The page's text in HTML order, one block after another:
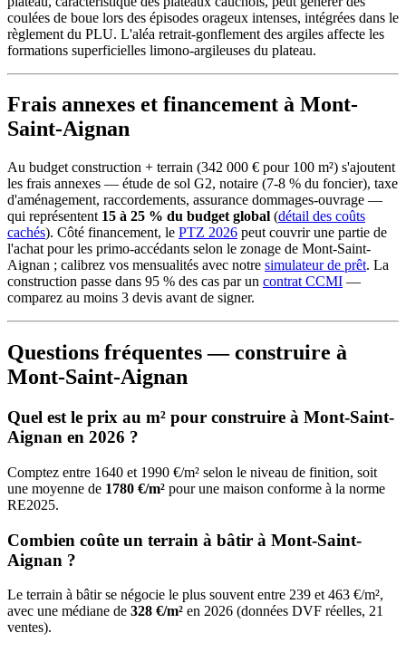
coulées de boue lors des épisodes orageux intenses, intégrées dans le
règlement du PLU. L'aléa retrait-gonflement des argiles affecte les
formations superficielles limono-argileuses du plateau.
Frais annexes et financement à Mont-
Saint-Aignan
Au budget construction + terrain (342 000 € pour 100 m²) s'ajoutent
les frais annexes — étude de sol G2, notaire (7-8 % du foncier), taxe
d'aménagement, raccordements, assurance dommages-ouvrage —
qui représentent 15 à 25 % du budget global (détail des coûts
cachés). Côté financement, le PTZ 2026 peut couvrir une partie de
l'achat pour les primo-accédants selon le zonage de Mont-Saint-
Aignan ; calibrez vos mensualités avec notre simulateur de prêt. La
construction passe dans 95 % des cas par un contrat CCMI —
comparez au moins 3 devis avant de signer.
Questions fréquentes — construire à
Mont-Saint-Aignan
Quel est le prix au m² pour construire à Mont-Saint-
Aignan en 2026 ?
Comptez entre 1640 et 1990 €/m² selon le niveau de finition, soit
une moyenne de 1780 €/m² pour une maison conforme à la norme
RE2025.
Combien coûte un terrain à bâtir à Mont-Saint-
Aignan ?
Le terrain à bâtir se négocie le plus souvent entre 239 et 463 €/m²,
avec une médiane de 328 €/m² en 2026 (données DVF réelles, 21
ventes).